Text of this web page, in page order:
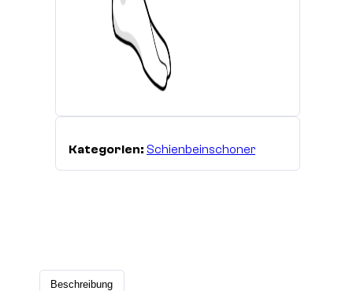
Kategorien: Schienbeinschoner
Beschreibung